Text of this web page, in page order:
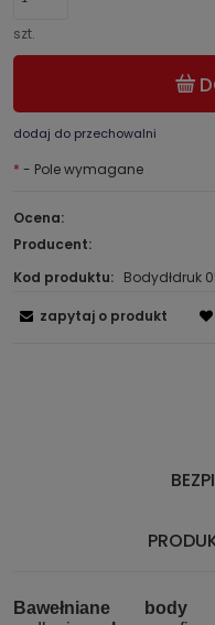
szt.
dodaj do przechowalni
* - Pole wymagane
Ocena:
Producent:
Kod produktu: Bodydłdruk
zapytaj o produkt
Bawełniane